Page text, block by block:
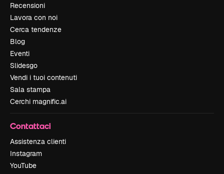
Recensioni
Lavora con noi
Cerca tendenze
Blog
Eventi
Slidesgo
Vendi i tuoi contenuti
Sala stampa
Cerchi magnific.ai
Contattaci
Assistenza clienti
Instagram
YouTube